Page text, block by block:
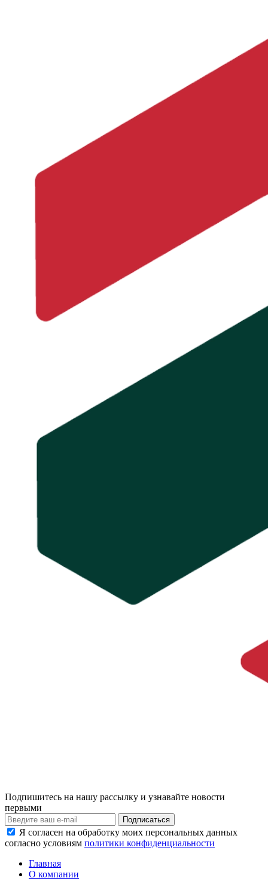
Подпишитесь на нашу рассылку и узнавайте новости
первыми
Я согласен на обработку моих персональных данных
согласно условиям политики конфиденциальности
Главная
О компании